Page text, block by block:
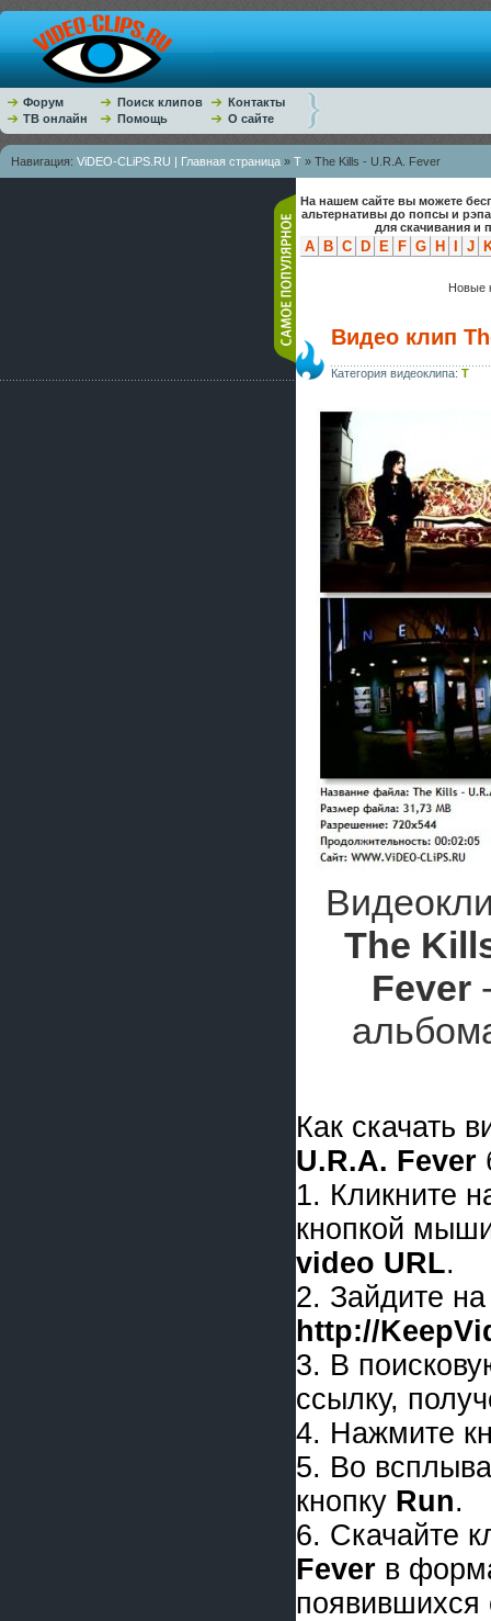
Форум Поиск клипов
Контакты
ТВ онлайн
Помощь О сайте
Навигация: ViDEO-CLiPS.RU | Главная страница » T » The Kills - U.R.A. Fever
На нашем сайте вы можете
альтернативы до попсы и
для скачивания и
A B C D E F G H J
Новые
Видео клип
Категория видеоклипа: T
The
Fever
Как скачать
U.R.A. Fever
1. Кликните
кнопкой
video URL.
2. Зайдите на
http://
3. В
ссылку,
4. Нажмите
5. Во
кнопку Run.
6. Скачайте
Fever в
появившихся